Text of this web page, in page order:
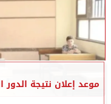
موعد إعلان نتيجة الدور